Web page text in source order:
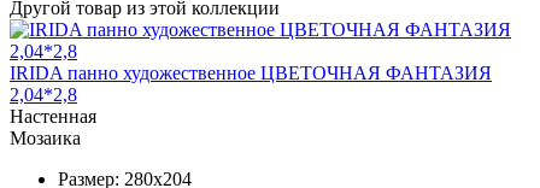
Другой товар из этой коллекции
IRIDA панно художественное ЦВЕТОЧНАЯ ФАНТАЗИЯ
2,04*2,8
Настенная
Мозаика
Размер: 280x204